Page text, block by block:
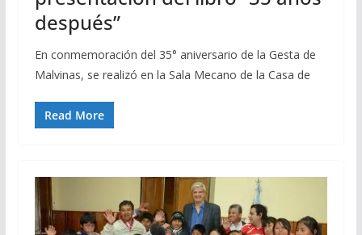
después”
En conmemoración del 35° aniversario de la Gesta de
Malvinas, se realizó en la Sala Mecano de la Casa de
Read More